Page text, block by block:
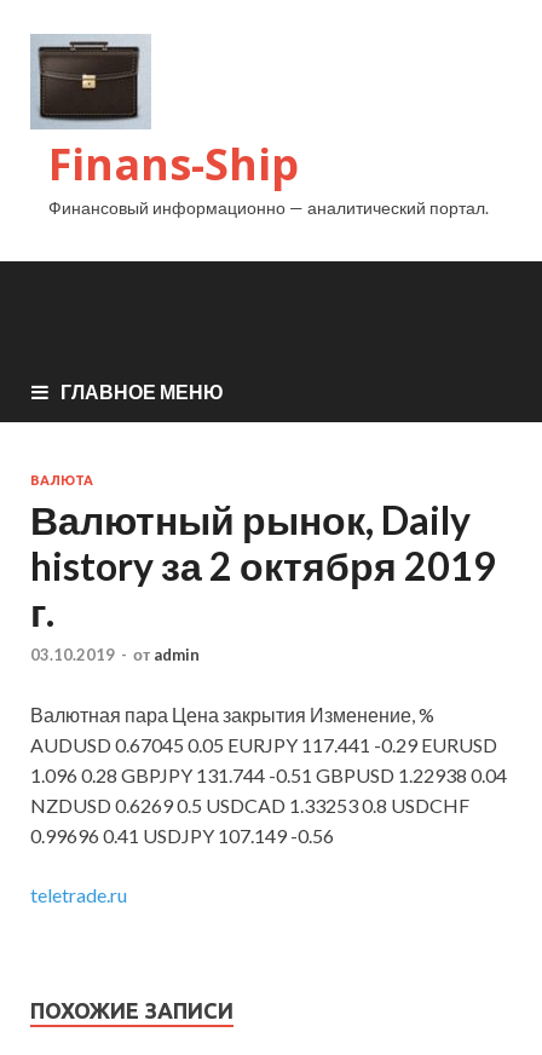
Finans-Ship
Финансовый информационно — аналитический портал.
ГЛАВНОЕ МЕНЮ
ВАЛЮТА
Валютный рынок, Daily
history за 2 октября 2019
г.
03.10.2019 - от admin
Валютная пара Цена закрытия Изменение, %
AUDUSD 0.67045 0.05 EURJPY 117.441 -0.29 EURUSD
1.096 0.28 GBPJPY 131.744 -0.51 GBPUSD 1.22938 0.04
NZDUSD 0.6269 0.5 USDCAD 1.33253 0.8 USDCHF
0.99696 0.41 USDJPY 107.149 -0.56
teletrade.ru
ПОХОЖИЕ ЗАПИСИ